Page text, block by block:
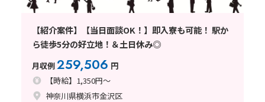
【紹介案件】【当日面談OK！】即入寮も可能！ 駅か
ら徒歩5分の好立地！＆土日休み◎
月収例259,506 円
【時給】1,350円～
神奈川県横浜市金沢区